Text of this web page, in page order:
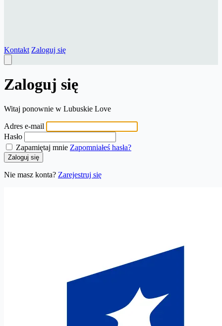
Kontakt Zaloguj się
Zaloguj się
Witaj ponownie w Lubuskie Love
Adres e-mail
Hasło
Zapamiętaj mnie Zapomniałeś hasła?
Zaloguj się
Nie masz konta? Zarejestruj się